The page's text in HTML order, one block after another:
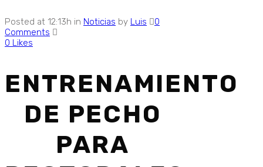
Posted at 12:13h in Noticias by Luis
0
Comments
0 Likes
ENTRENAMIENTO
DE PECHO
PARA